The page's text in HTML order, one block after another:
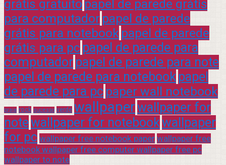
grátis gratuito papel de parede grátis
para computador papel de parede
grátis para notebook papel de parede
grátis para pc papel de parede para
computador papel de parede para note
papel de parede para notebook papel
de parede para pc paper wall notebook
praia rock sucesso verde wallpaperwallpaper for
notewallpaper for notebookwallpaper
for pc wallpaper free notebook paper wallpaper free
notebook wallpaper free computer wallpaper free pc
wallpaper to note